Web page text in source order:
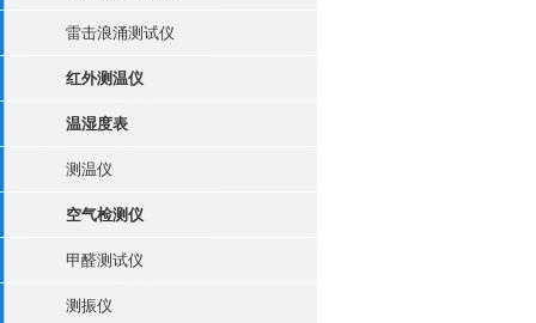
雷击浪涌测试仪
红外测温仪
温湿度表
测温仪
空气检测仪
甲醛测试仪
测振仪